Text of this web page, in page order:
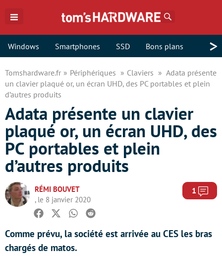
Windows Smartphones SSD Bons plans >
Tomshardware.fr Périphériques Claviers
Adata présente
un clavier plaqué or, un écran UHD, des PC portables et plein
d’autres produits
Adata présente un clavier
plaqué or, un écran UHD, des
PC portables et plein
d’autres produits
RÉMI BOUVET
, le 8 janvier 2020
1
Facebook
TwitterWhatsapp
Reddit
Comme prévu, la société est arrivée au CES les bras
chargés de matos.